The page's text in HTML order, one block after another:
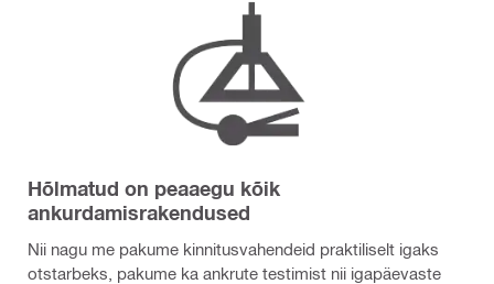
Hõlmatud on peaaegu kõik
ankurdamisrakendused
Nii nagu me pakume kinnitusvahendeid praktiliselt igaks
otstarbeks, pakume ka ankrute testimist nii igapäevaste